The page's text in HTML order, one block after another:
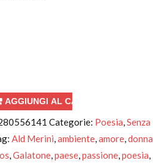
AGGIUNGI AL CARRELLO
Categorie: Poesia,Senza
Ald Merini,ambiente,amore,donna
,Galatone,paese,passione,poesia,